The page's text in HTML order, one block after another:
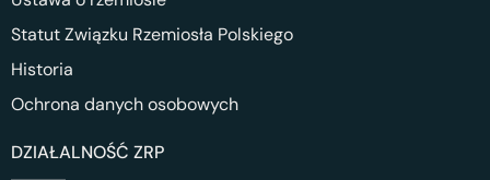
Statut Związku Rzemiosła Polskiego
Historia
Ochrona danych osobowych
DZIAŁALNOŚĆ ZRP